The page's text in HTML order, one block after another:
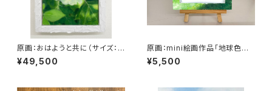
原画：おはようと共に（サイズ：S
M号・額縁外寸：よこ25.8cm×
たて32.7㎝×奥行4.5㎝）
¥49,500
原画：mini絵画作品「地球色～
きみどりな世界〜」
¥5,500